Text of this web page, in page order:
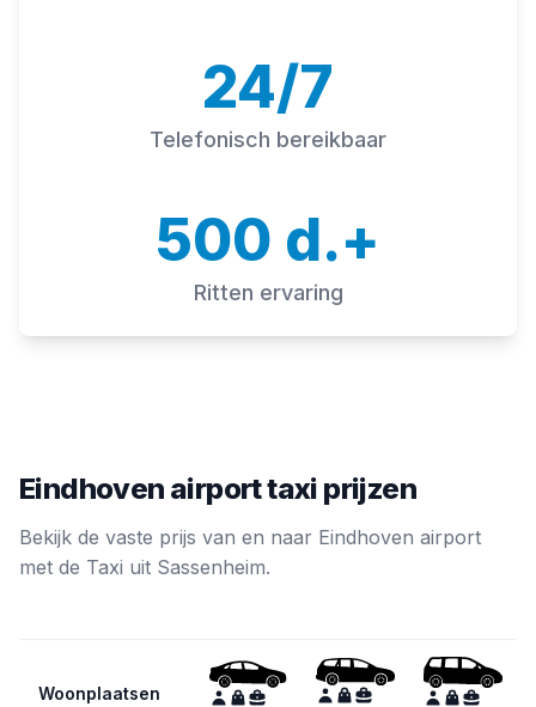
Telefonisch bereikbaar
24/7
Ritten ervaring
500 d.+
Eindhoven airport taxi prijzen
Bekijk de vaste prijs van en naar Eindhoven airport
met de Taxi uit Sassenheim.
Woonplaatsen